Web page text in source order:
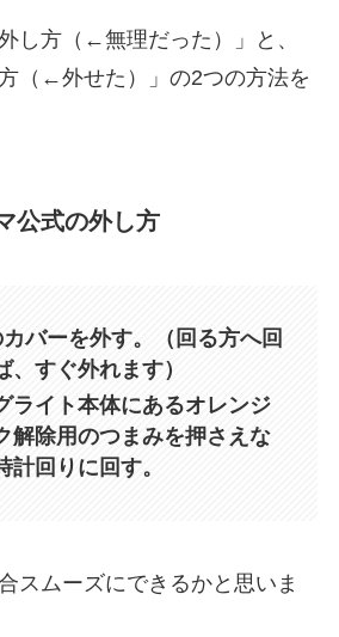
し方（←無理だった）」と、
（←外せた）」の2つの方法を
公式の外し方
バーを外す。（回る方へ回
、すぐ外れます）
ライト本体にあるオレンジ
解除用のつまみを押さえな
計回りに回す。
スムーズにできるかと思いま